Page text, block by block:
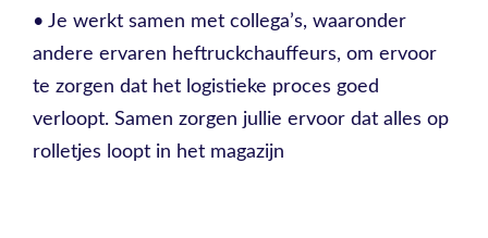
• Je werkt samen met collega’s, waaronder
andere ervaren heftruckchauffeurs, om ervoor
te zorgen dat het logistieke proces goed
verloopt. Samen zorgen jullie ervoor dat alles op
rolletjes loopt in het magazijn